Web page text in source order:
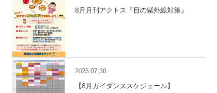
8月月刊アクトス『目の紫外線対策』
2025.07.30
【8月ガイダンススケジュール】